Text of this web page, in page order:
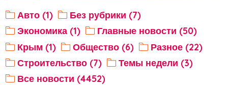
Авто (1)
Без рубрики (7)
Экономика (1)
Главные новости (50)
Крым (1)
Общество (6)
Разное (22)
Строительство (7)
Темы недели (3)
Все новости (4452)